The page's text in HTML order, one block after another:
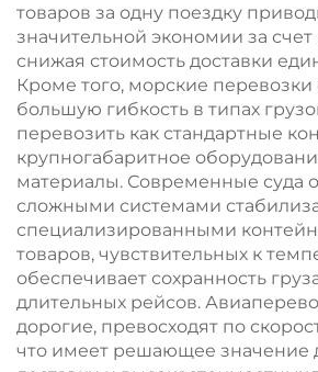
товаров за одну поездку
значительной экономии за
снижая стоимость доставки
Кроме того, морские
большую гибкость в типах
перевозить как стандартные
крупногабаритное
материалы. Современные суда
сложными системами
специализированными
товаров, чувствительных к
обеспечивает сохранность
длительных рейсов.
дорогие, превосходят по
что имеет решающее значение